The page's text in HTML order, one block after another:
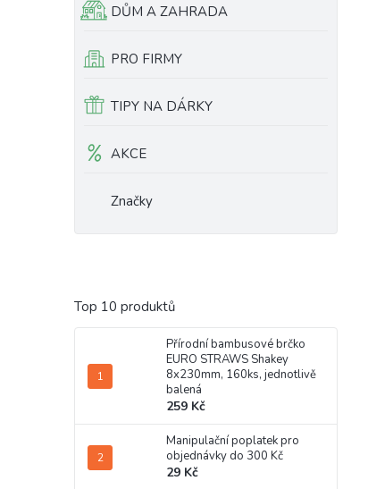
DŮM A ZAHRADA
PRO FIRMY
TIPY NA DÁRKY
AKCE
Značky
Top 10 produktů
Přírodní bambusové brčko
EURO STRAWS Shakey
8x230mm, 160ks, jednotlivě
balená
259 Kč
Manipulační poplatek pro
objednávky do 300 Kč
29 Kč